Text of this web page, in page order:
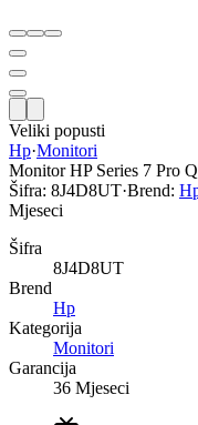
Veliki popusti
Hp·Monitori
Monitor HP Series 7 Pro
Šifra: 8J4D8UT·Brend:
Mjeseci
Šifra
8J4D8UT
Brend
Hp
Kategorija
Monitori
Garancija
36 Mjeseci